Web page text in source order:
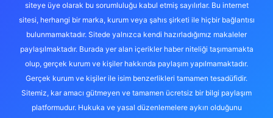
siteye üye olarak bu sorumluluğu kabul etmiş sayılırlar. Bu internet
sitesi, herhangi bir marka, kurum veya şahıs şirketi ile hiçbir bağlantısı
bulunmamaktadır. Sitede yalnızca kendi hazırladığımız makaleler
paylaşılmaktadır. Burada yer alan içerikler haber niteliği taşımamakta
olup, gerçek kurum ve kişiler hakkında paylaşım yapılmamaktadır.
Gerçek kurum ve kişiler ile isim benzerlikleri tamamen tesadüfidir.
Sitemiz, kar amacı gütmeyen ve tamamen ücretsiz bir bilgi paylaşım
platformudur. Hukuka ve yasal düzenlemelere aykırı olduğunu